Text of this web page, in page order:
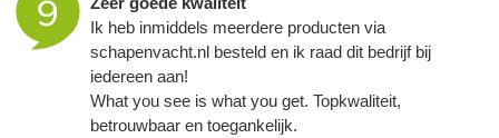
Ik heb inmiddels meerdere producten via
schapenvacht.nl besteld en ik raad dit bedrijf bij
iedereen aan!
What you see is what you get. Topkwaliteit,
betrouwbaar en toegankelijk.